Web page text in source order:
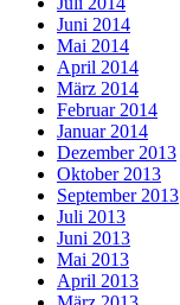
Juni 2014
Mai 2014
April 2014
März 2014
Februar 2014
Januar 2014
Dezember 2013
Oktober 2013
September 2013
Juli 2013
Juni 2013
Mai 2013
April 2013